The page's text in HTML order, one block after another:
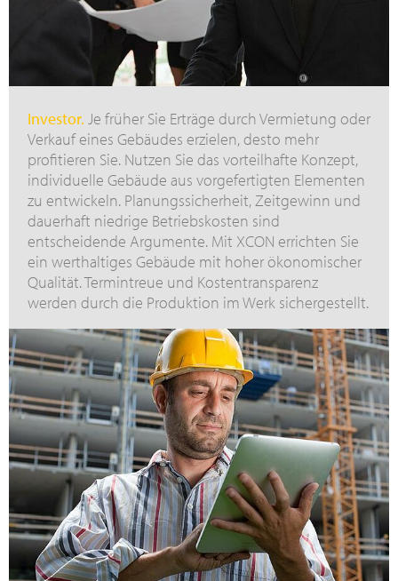
Investor. Je früher Sie Erträge durch Vermietung oder
Verkauf eines Gebäudes erzielen, desto mehr
profitieren Sie. Nutzen Sie das vorteilhafte Konzept,
individuelle Gebäude aus vorgefertigten Elementen
zu entwickeln. Planungssicherheit, Zeitgewinn und
dauerhaft niedrige Betriebskosten sind
entscheidende Argumente. Mit XCON errichten Sie
ein werthaltiges Gebäude mit hoher ökonomischer
Qualität. Termintreue und Kostentransparenz
werden durch die Produktion im Werk sichergestellt.